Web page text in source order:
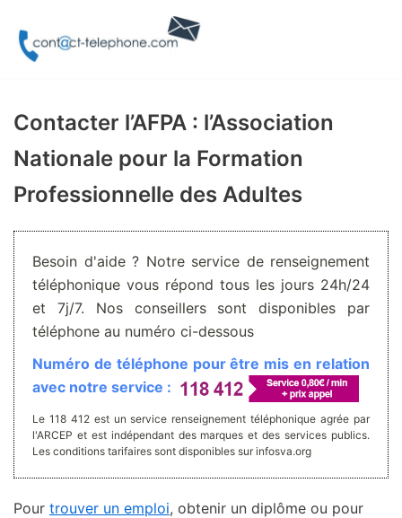
Aller
Contacter l’AFPA : l’Association
Nationale pour la Formation
Professionnelle des Adultes
Besoin d'aide ? Notre service de renseignement
téléphonique vous répond tous les jours 24h/24
et 7j/7. Nos conseillers sont disponibles par
téléphone au numéro ci-dessous
Numéro de téléphone pour être mis en relation
avec notre service :
Le 118 412 est un service renseignement téléphonique agrée par
l'ARCEP et est indépendant des marques et des services publics.
Les conditions tarifaires sont disponibles sur infosva.org
Pour trouver un emploi, obtenir un diplôme ou pour